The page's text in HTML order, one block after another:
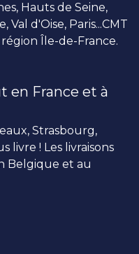
Hauts de Seine,
Val d'Oise, Paris...CMT
Île-de-France.
en France et à
Strasbourg,
livre ! Les livraisons
Belgique et au